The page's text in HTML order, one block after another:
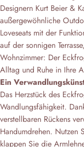
Designern Kurt Beier &
außergewöhnliche
Loveseats mit der
auf der sonnigen
Wohnzimmer: Der
Alltag und Ruhe in Ihre
Ein
Das Herzstück des
Wandlungsfähigkeit.
verstellbaren Rückens
Handumdrehen. Nutzen
klappen Sie die